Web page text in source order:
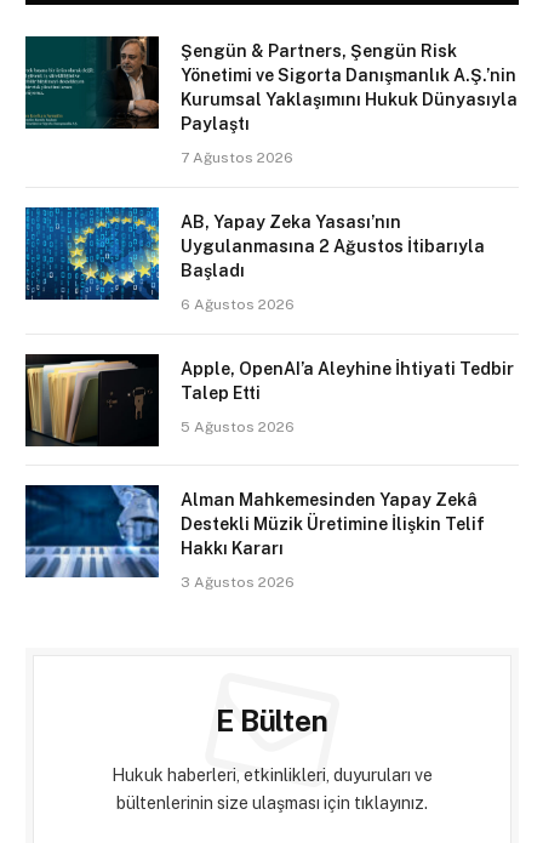
Şengün & Partners, Şengün Risk
Yönetimi ve Sigorta Danışmanlık A.Ş.’nin
Kurumsal Yaklaşımını Hukuk Dünyasıyla
Paylaştı
7 Ağustos 2026
AB, Yapay Zeka Yasası’nın
Uygulanmasına 2 Ağustos İtibarıyla
Başladı
6 Ağustos 2026
Apple, OpenAI’a Aleyhine İhtiyati Tedbir
Talep Etti
5 Ağustos 2026
Alman Mahkemesinden Yapay Zekâ
Destekli Müzik Üretimine İlişkin Telif
Hakkı Kararı
3 Ağustos 2026
E Bülten
Hukuk haberleri, etkinlikleri, duyuruları ve
bültenlerinin size ulaşması için tıklayınız.